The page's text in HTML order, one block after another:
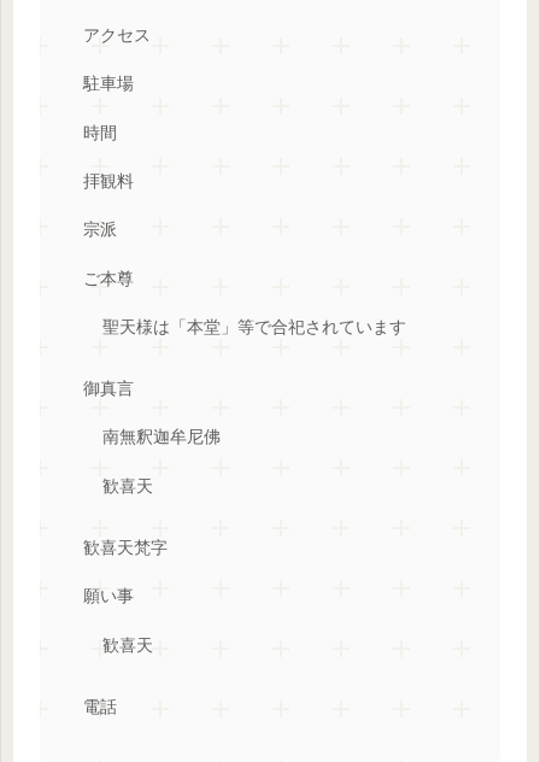
アクセス
駐車場
時間
拝観料
宗派
ご本尊
聖天様は「本堂」等で合祀されています
御真言
南無釈迦牟尼佛
歓喜天
歓喜天梵字
願い事
歓喜天
電話